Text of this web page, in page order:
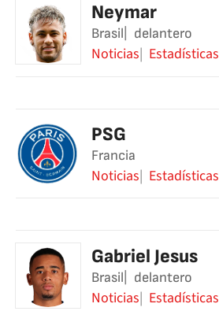
Neymar
Brasil delantero
Noticias Estadísticas
PSG
Francia
Noticias Estadísticas
Gabriel Jesus
Brasil delantero
Noticias Estadísticas